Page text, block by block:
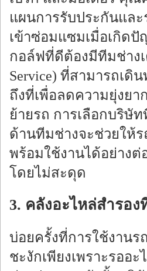
แผนการรับประกันและ
เข้าซ่อมแซมเมื่อเกิด
กอล์ฟที่ดีต้องมีทีมช่าง
Service) ที่สามารถเดิ
ถึงที่เพื่อลดความยุ่งยา
ย้ายรถ การเลือกบริษั
ด้านทีมช่างจะช่วยให้
พร้อมใช้งานได้อย่างต่
โดยไม่สะดุด
3. คลังอะไหล่สำรอ
บ่อยครั้งที่การใช้งาน
ชะงักเพียงเพราะรออ